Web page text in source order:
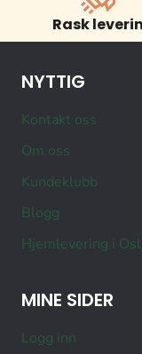
Rask
NYTTIG
Kontakt oss
Om oss
Kundeklubb
Blogg
Hjemlevering i
MINE SIDER
Logg inn